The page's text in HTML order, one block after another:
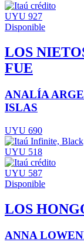
UYU 927
Disponible
LOS
FUE
ANALÍA
ISLAS
UYU 690
UYU 518
UYU 587
Disponible
LOS
ANNA